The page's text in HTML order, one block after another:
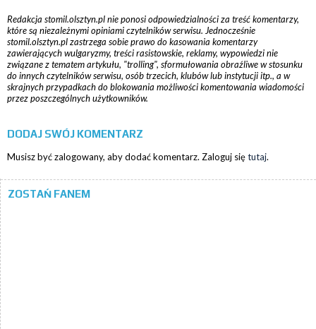
Redakcja stomil.olsztyn.pl nie ponosi odpowiedzialności za treść komentarzy,
które są niezależnymi opiniami czytelników serwisu. Jednocześnie
stomil.olsztyn.pl zastrzega sobie prawo do kasowania komentarzy
zawierających wulgaryzmy, treści rasistowskie, reklamy, wypowiedzi nie
związane z tematem artykułu, "trolling", sformułowania obraźliwe w stosunku
do innych czytelników serwisu, osób trzecich, klubów lub instytucji itp., a w
skrajnych przypadkach do blokowania możliwości komentowania wiadomości
przez poszczególnych użytkowników.
DODAJ SWÓJ KOMENTARZ
Musisz być zalogowany, aby dodać komentarz. Zaloguj siętutaj.
ZOSTAŃ FANEM